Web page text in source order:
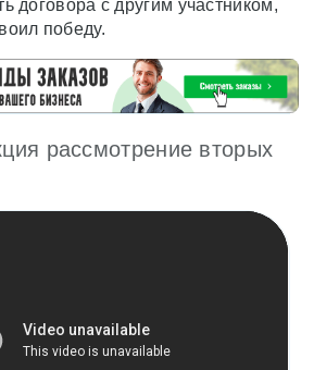
договора с другим участником,
победу.
рассмотрение вторых